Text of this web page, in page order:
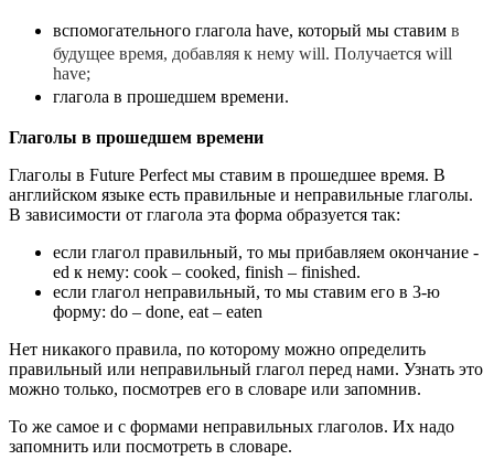
вспомогательного глагола have, который мы ставим в
будущее время, добавляя к нему will. Получается will
have;
глагола в прошедшем времени.
Глаголы в прошедшем времени
Глаголы в Future Perfect мы ставим в прошедшее время. В
английском языке есть правильные и неправильные глаголы.
В зависимости от глагола эта форма образуется так:
если глагол правильный, то мы прибавляем окончание -
ed к нему: cook – cooked, finish – finished.
если глагол неправильный, то мы ставим его в 3-ю
форму: do – done, eat – eaten
Нет никакого правила, по которому можно определить
правильный или неправильный глагол перед нами. Узнать это
можно только, посмотрев его в словаре или запомнив.
То же самое и с формами неправильных глаголов. Их надо
запомнить или посмотреть в словаре.